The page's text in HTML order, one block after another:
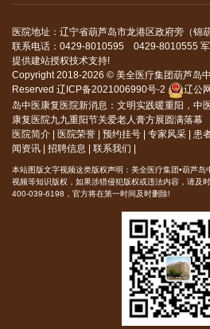
医院地址：辽宁省葫芦岛市龙港区政府旁（锦
联系电话：0429-8010595 0429-8010555 军
提供建站授权技术支持!
Copyright 2018-2026 © 美全医疗集团葫芦岛
Reserved 辽ICP备2021006990号-2 辽公
岛中医康复医院新消息： 文明实践暖重阳，中
康复医院九九重阳节关爱老人膏方展圆满落幕
医院简介
医院荣誉 预约挂号 专家风采 患
闻资讯
招聘信息 联系我们
本站图版文字视频这类版权声明：美全医疗集团•葫芦
视频等知识版权，如果涉猎侵犯版权或违法内容，请及
400-039-6198，官方将在第一时间及时删除!